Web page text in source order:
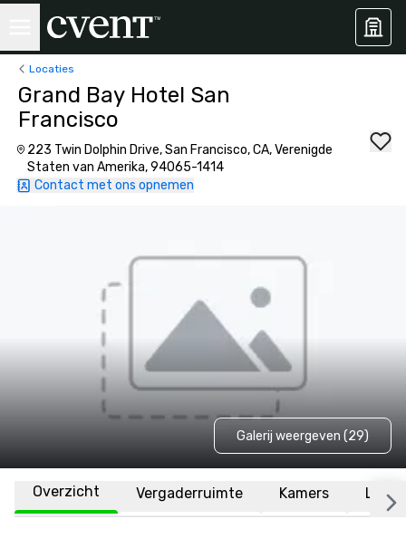
Locaties
Grand Bay Hotel San
Francisco
223 Twin Dolphin Drive, San Francisco, CA, Verenigde
Staten van Amerika, 94065-1414
Contact met ons opnemen
Galerij weergeven (29)
Overzicht Vergaderruimte Kamers